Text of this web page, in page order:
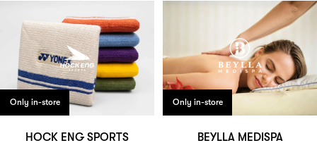
Only in-store
HOCK ENG SPORTS
Only in-store
BEYLLA MEDISPA